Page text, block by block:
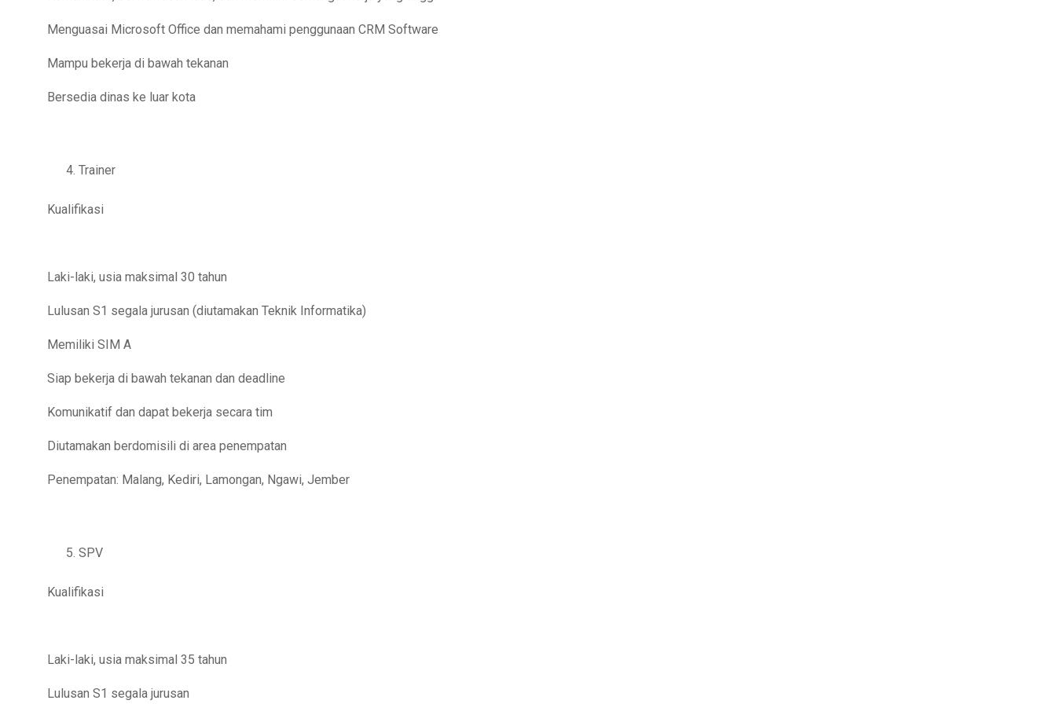
Menguasai Microsoft Office dan memahami penggunaan CRM Software
Mampu bekerja di bawah tekanan
Bersedia dinas ke luar kota
Trainer
Kualifikasi
Laki-laki, usia maksimal 30 tahun
Lulusan S1 segala jurusan (diutamakan Teknik Informatika)
Memiliki SIM A
Siap bekerja di bawah tekanan dan deadline
Komunikatif dan dapat bekerja secara tim
Diutamakan berdomisili di area penempatan
Penempatan: Malang, Kediri, Lamongan, Ngawi, Jember
SPV
Kualifikasi
Laki-laki, usia maksimal 35 tahun
Lulusan S1 segala jurusan